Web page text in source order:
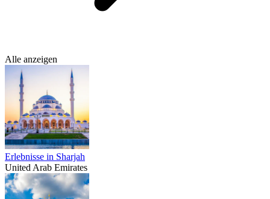
Alle anzeigen
Erlebnisse in Sharjah
United Arab Emirates